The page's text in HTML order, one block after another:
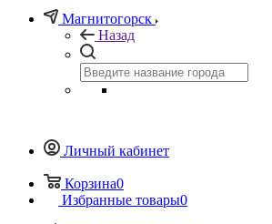
Магнитогорск
Назад
Личный кабинет
Корзина0
Избранные товары0